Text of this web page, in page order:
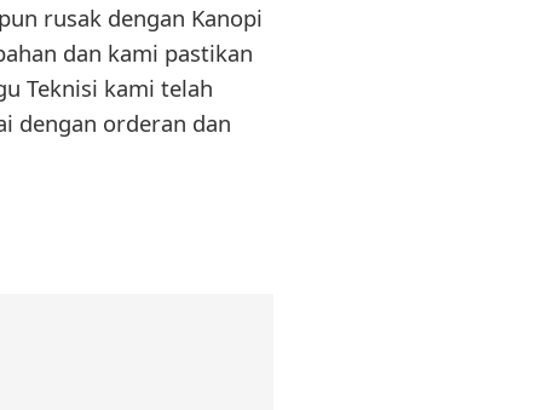
rusak dengan Kanopi
dan kami pastikan
Teknisi kami telah
dengan orderan dan